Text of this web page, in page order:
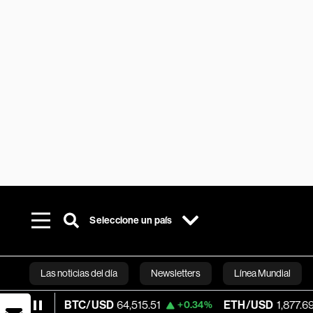
Seleccione un país
Las noticias del día Newsletters Línea Mundial
Bloomberg
BTC/USD 64,515.51 +0.34% ETH/USD 1,877.69 +0.12%